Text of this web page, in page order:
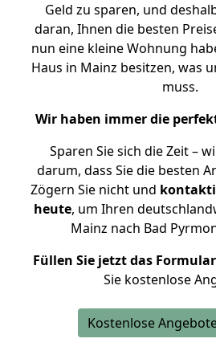
Geld zu sparen, und
daran, Ihnen die besten
nun eine kleine Wohnung
Haus in Mainz besitzen, was
muss.
Wir haben immer die
Sparen Sie sich die Zeit –
darum, dass Sie die besten
Zögern Sie nicht und
heute, um Ihren
Mainz nach Bad
Füllen Sie jetzt das
Sie kostenlose
Kostenlose